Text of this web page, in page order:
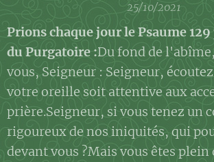
25/10/2021
Prions chaque jour le Psaume
du Purgatoire :Du fond de
vous, Seigneur : Seigneur,
votre oreille soit attentive aux
prière.Seigneur, si vous tenez un
rigoureux de nos iniquités, qui
devant vous ?Mais vous êtes plein